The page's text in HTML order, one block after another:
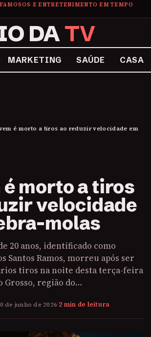
E ENTRETENIMENTO EM TEMPO
DATV
MARKETING SAÚDE CASA
é morto a tiros ao reduzir velocidade em
morto a tiros
velocidade
molas
20 anos, identificado como
Santos Ramos, morreu após ser
tiros na noite desta terça-feira
Grosso, região do…
de junho de 2026·2 min de leitura